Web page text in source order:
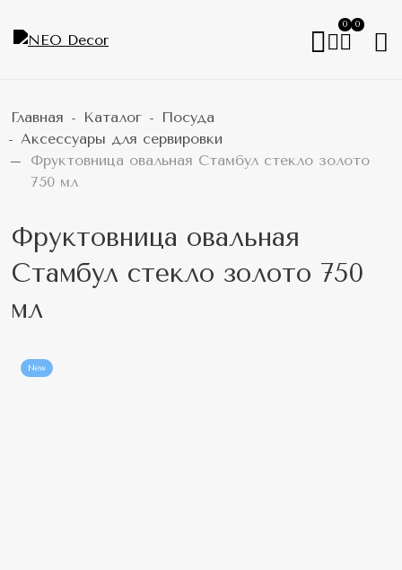
0 0
Главная Каталог
Посуда
Аксессуары для сервировки
Фруктовница овальная Стамбул стекло золото
750 мл
Фруктовница овальная
Стамбул стекло золото 750
мл
New